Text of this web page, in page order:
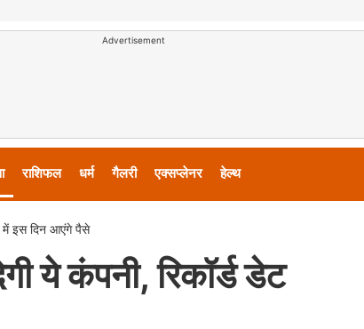
Advertisement
राशिफल धर्म गैलरी एक्सप्लेनर हेल्थ
में इस दिन आएंगे पैसे
ये कंपनी, रिकॉर्ड डेट